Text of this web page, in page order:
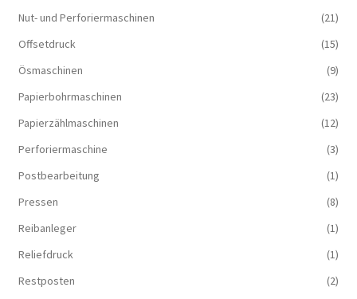
Nut- und Perforiermaschinen
(21)
Offsetdruck
(15)
Ösmaschinen
(9)
Papierbohrmaschinen
(23)
Papierzählmaschinen
(12)
Perforiermaschine
(3)
Postbearbeitung
(1)
Pressen
(8)
Reibanleger
(1)
Reliefdruck
(1)
Restposten
(2)